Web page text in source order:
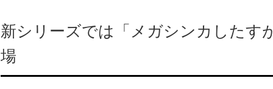
新シリーズでは「メガシンカしたす
場